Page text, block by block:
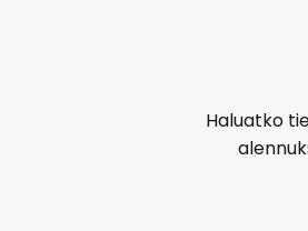
Haluatko